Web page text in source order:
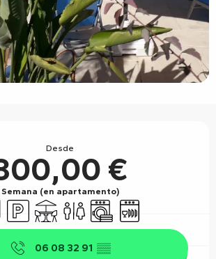
Desde
€
Semana (en apartamento)
independiente
Aparcamiento
TerrazaAseosLavadoraLavavajillas
06 08 32 91 ▒▒